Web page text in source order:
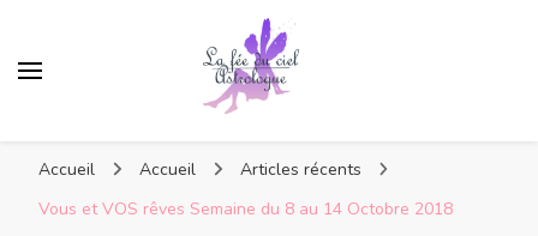
Accueil Accueil
Articles récents
Vous et VOS rêves Semaine du 8 au 14 Octobre 2018